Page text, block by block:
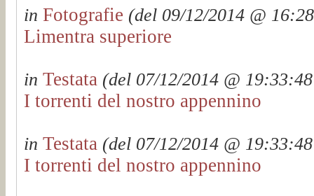
in Fotografie (del 09/12/2014 @
Limentra superiore
in Testata (del 07/12/2014 @
I torrenti del nostro appennino
in Testata (del 07/12/2014 @
I torrenti del nostro appennino